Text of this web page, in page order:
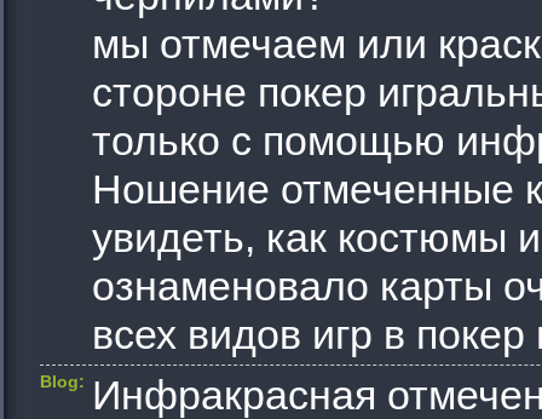
мы отмечаем или
стороне покер
только с помощью
Ношение отмеченные
увидеть, как костюмы
ознаменовало карты
всех видов игр в
Blog: Инфракрасная